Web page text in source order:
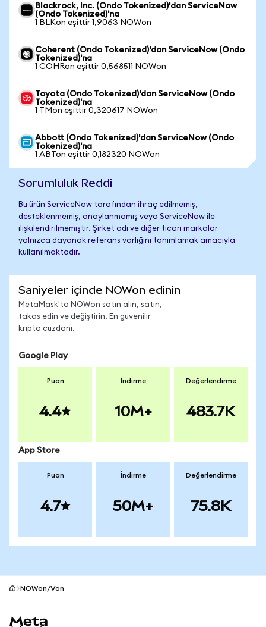
Blackrock, Inc. (Ondo Tokenized)'dan ServiceNow
(Ondo Tokenized)'na
1 BLKon eşittir 1,9063 NOWon
Coherent (Ondo Tokenized)'dan ServiceNow (Ondo
Tokenized)'na
1 COHRon eşittir 0,568511 NOWon
Toyota (Ondo Tokenized)'dan ServiceNow (Ondo
Tokenized)'na
1 TMon eşittir 0,320617 NOWon
Abbott (Ondo Tokenized)'dan ServiceNow (Ondo
Tokenized)'na
1 ABTon eşittir 0,182320 NOWon
Sorumluluk Reddi
Bu ürün ServiceNow tarafından ihraç edilmemiş,
desteklenmemiş, onaylanmamış veya ServiceNow ile
ilişkilendirilmemiştir. Şirket adı ve diğer ticari markalar
yalnızca dayanak referans varlığını tanımlamak amacıyla
kullanılmaktadır.
Saniyeler içinde NOWon edinin
MetaMask'ta NOWon satın alın, satın,
takas edin ve değiştirin. En güvenilir
kripto cüzdanı.
Google Play
Puan
4.4
İndirme
10M+
Değerlendirme
483.7K
App Store
Puan
4.7
İndirme
50M+
Değerlendirme
75.8K
NOWon/Von